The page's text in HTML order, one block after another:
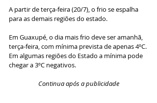
A partir de terça-feira (20/7), o frio se espalha
para as demais regiões do estado.
Em Guaxupé, o dia mais frio deve ser amanhã,
terça-feira, com mínima prevista de apenas 4ºC.
Em algumas regiões do Estado a mínima pode
chegar a 3ºC negativos.
Continua após a publicidade